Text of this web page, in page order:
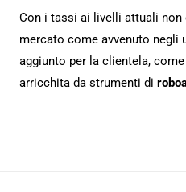
Con i tassi ai livelli attuali
mercato come avvenuto
aggiunto per la clientela,
arricchita da strumenti di